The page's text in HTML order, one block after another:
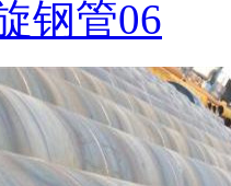
钢管06